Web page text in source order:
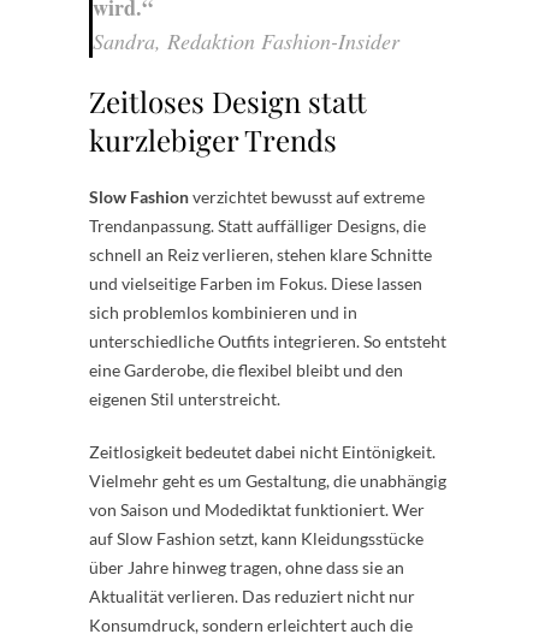
wird.“
Sandra, Redaktion Fashion-Insider
Zeitloses Design statt
kurzlebiger Trends
Slow Fashionverzichtet bewusst auf extreme
Trendanpassung. Statt auffälliger Designs, die
schnell an Reiz verlieren, stehen klare Schnitte
und vielseitige Farben im Fokus. Diese lassen
sich problemlos kombinieren und in
unterschiedliche Outfits integrieren. So entsteht
eine Garderobe, die flexibel bleibt und den
eigenen Stil unterstreicht.
Zeitlosigkeit bedeutet dabei nicht Eintönigkeit.
Vielmehr geht es um Gestaltung, die unabhängig
von Saison und Modediktat funktioniert. Wer
auf Slow Fashion setzt, kann Kleidungsstücke
über Jahre hinweg tragen, ohne dass sie an
Aktualität verlieren. Das reduziert nicht nur
Konsumdruck, sondern erleichtert auch die